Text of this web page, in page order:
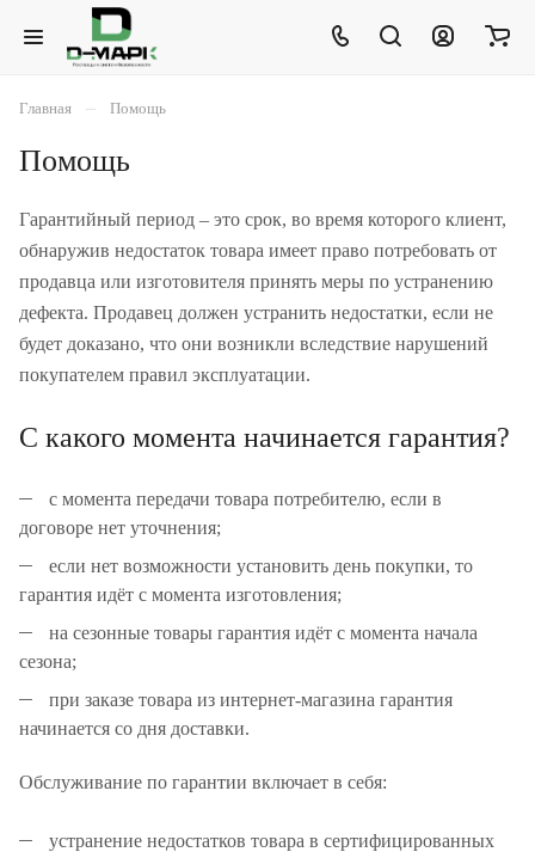
Главная – Помощь
Помощь
Гарантийный период – это срок, во время которого клиент,
обнаружив недостаток товара имеет право потребовать от
продавца или изготовителя принять меры по устранению
дефекта. Продавец должен устранить недостатки, если не
будет доказано, что они возникли вследствие нарушений
покупателем правил эксплуатации.
С какого момента начинается гарантия?
с момента передачи товара потребителю, если в
договоре нет уточнения;
если нет возможности установить день покупки, то
гарантия идёт с момента изготовления;
на сезонные товары гарантия идёт с момента начала
сезона;
при заказе товара из интернет-магазина гарантия
начинается со дня доставки.
Обслуживание по гарантии включает в себя:
устранение недостатков товара в сертифицированных